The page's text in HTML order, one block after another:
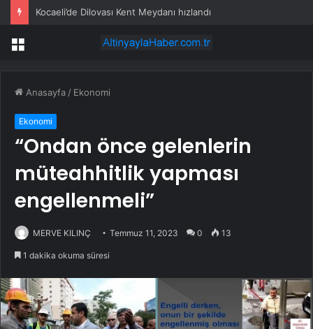
Kocaeli’de Dilovası Kent Meydanı hızlandı
Menü
Anasayfa / Ekonomi
Ekonomi
“Ondan önce gelenlerin
müteahhitlik yapması
engellenmeli”
MERVE KILINÇ Temmuz 11, 2023 0 13
1 dakika okuma süresi